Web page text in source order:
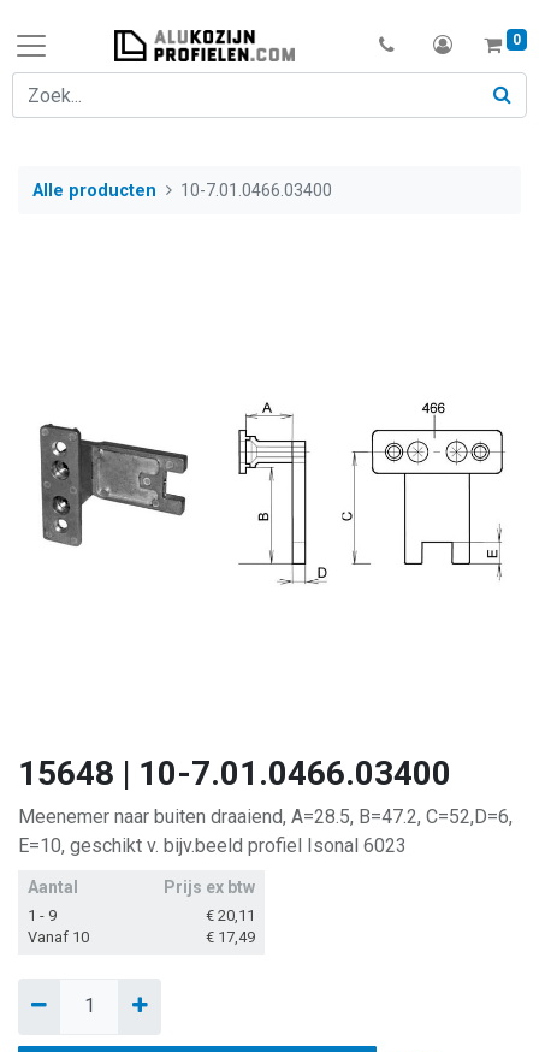
0
Alle producten 10-7.01.0466.03400
15648 | 10-7.01.0466.03400
Meenemer naar buiten draaiend, A=28.5, B=47.2, C=52,D=6,
E=10, geschikt v. bijv.beeld profiel Isonal 6023
Aantal Prijs ex btw
1 - 9 € 20,11
Vanaf 10
€ 17,49